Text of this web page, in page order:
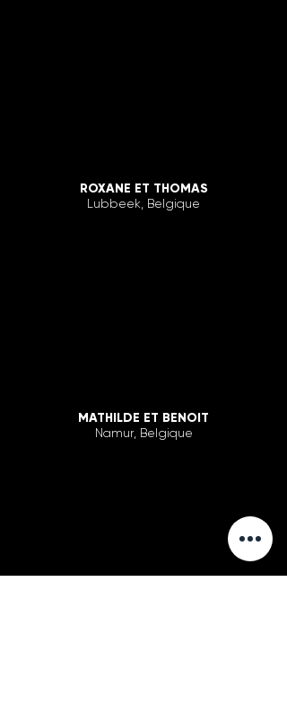
ROXANE ET THOMAS
Lubbeek, Belgique
MATHILDE ET BENOIT
Namur, Belgique